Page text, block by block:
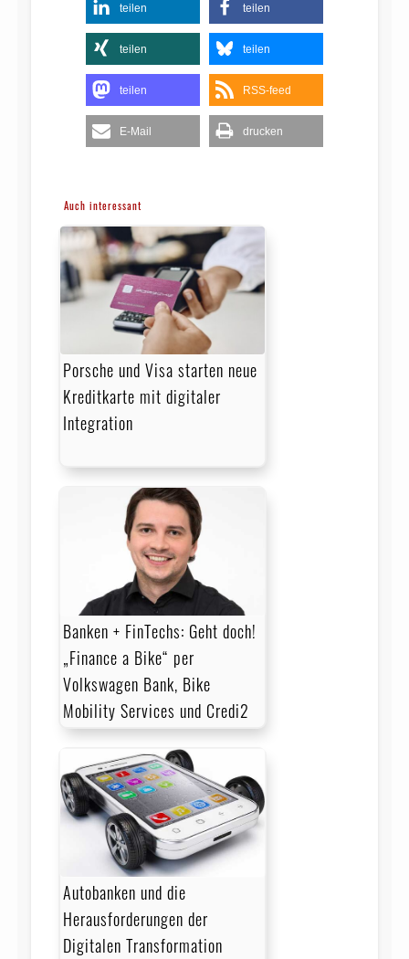
teilen teilen
teilen teilen
teilen RSS-feed
E-Mail drucken
Auch interessant
Porsche und Visa starten neue
Kreditkarte mit digitaler
Integration
Banken + FinTechs: Geht doch!
„Finance a Bike“ per
Volkswagen Bank, Bike
Mobility Services und Credi2
Autobanken und die
Herausforderungen der
Digitalen Transformation